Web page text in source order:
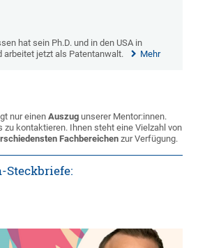
hat sein Ph.D. und in den USA in
arbeitet jetzt als Patentanwalt.
Mehr
nur einenAuszug unserer Mentor:innen.
zu kontaktieren. Ihnen steht eine Vielzahl von
Fachbereichen zur Verfügung.
Steckbriefe: